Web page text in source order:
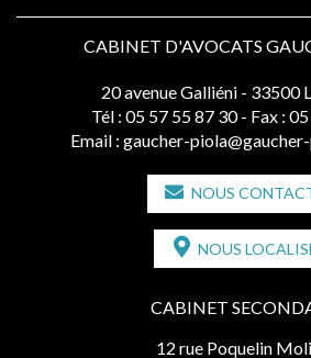
CABINET D'AVOCATS
20 avenue Galliéni - 33500
Tél : 05 57 55 87 30 - Fax :
Email : gaucher-
NOUS
NOUS
CABINET
12 rue Poquelin